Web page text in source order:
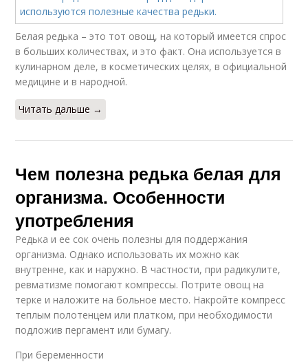
Белая редька – это тот овощ, на который имеется спрос
в больших количествах, и это факт. Она используется в
кулинарном деле, в косметических целях, в официальной
медицине и в народной.
Читать дальше →
Чем полезна редька белая для
организма. Особенности
употребления
Редька и ее сок очень полезны для поддержания
организма. Однако использовать их можно как
внутренне, как и наружно. В частности, при радикулите,
ревматизме помогают компрессы. Потрите овощ на
терке и наложите на больное место. Накройте компресс
теплым полотенцем или платком, при необходимости
подложив пергамент или бумагу.
При беременности